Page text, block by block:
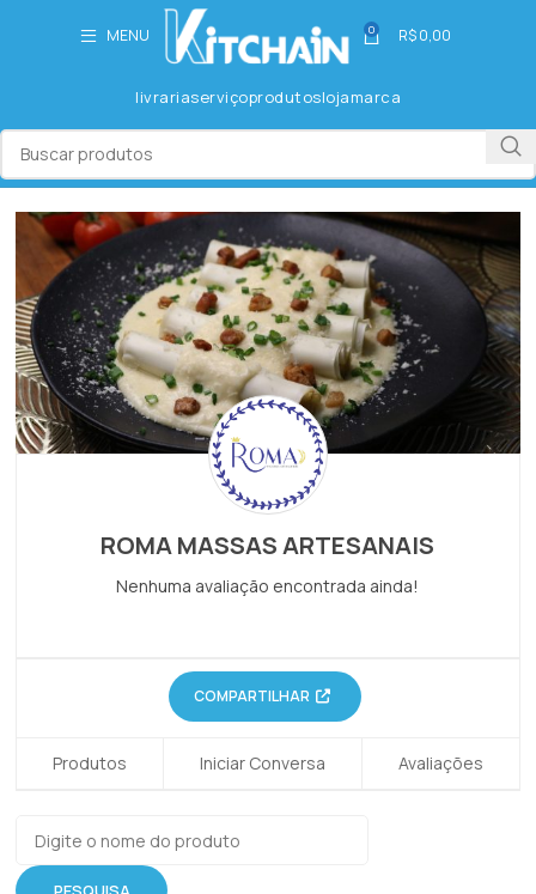
MENU 0 R$0,00
livrariaserviçoprodutoslojamarca
ROMA MASSAS ARTESANAIS
Nenhuma avaliação encontrada ainda!
COMPARTILHAR
Produtos Iniciar Conversa Avaliações